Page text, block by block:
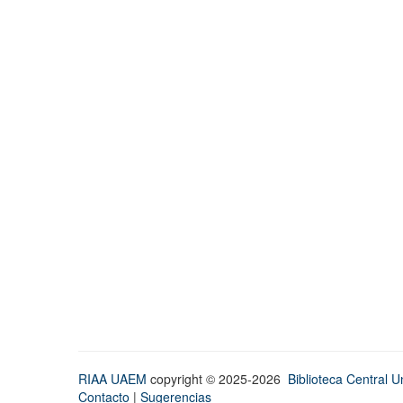
RIAA UAEM copyright © 2025-2026 Biblioteca Central
Contacto | Sugerencias